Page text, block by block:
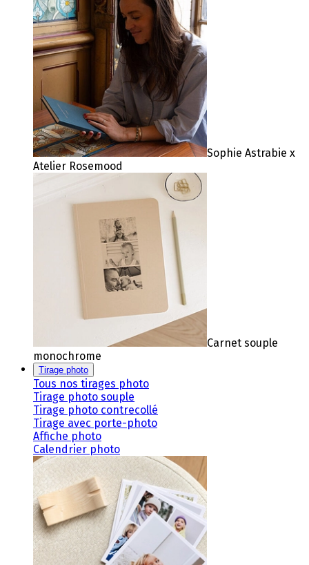
Sophie Astrabie x
Atelier Rosemood
Carnet souple
monochrome
Tirage photo
Tous nos tirages photo
Tirage photo souple
Tirage photo contrecollé
Tirage avec porte-photo
Affiche photo
Calendrier photo